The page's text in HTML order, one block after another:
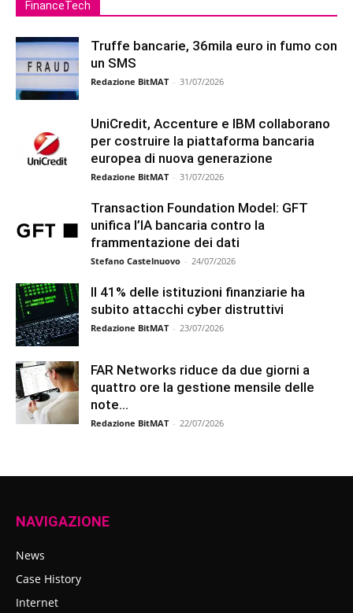
FinanceTech
Truffe bancarie, 36mila euro in fumo con
un SMS
Redazione BitMAT - 31/07/2026
UniCredit, Accenture e IBM collaborano
per costruire la piattaforma bancaria
europea di nuova generazione
Redazione BitMAT - 31/07/2026
Transaction Foundation Model: GFT
unifica l’IA bancaria contro la
frammentazione dei dati
Stefano Castelnuovo - 24/07/2026
Il 41% delle istituzioni finanziarie ha
subito attacchi cyber distruttivi
Redazione BitMAT - 23/07/2026
FAR Networks riduce da due giorni a
quattro ore la gestione mensile delle
note...
Redazione BitMAT - 22/07/2026
NAVIGAZIONE
News
Case History
Internet